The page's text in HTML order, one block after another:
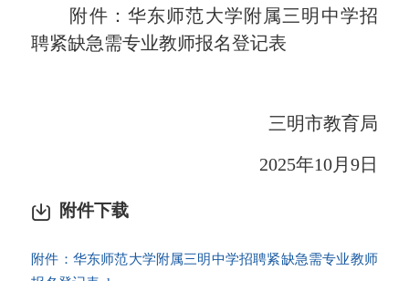
附件：华东师范大学附属三明中学招
聘紧缺急需专业教师报名登记表
三明市教育局
2025年10月9日
附件下载
附件：华东师范大学附属三明中学招聘紧缺急需专业教师